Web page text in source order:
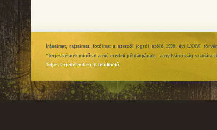
Írásaimat, rajzaimat, fotóimat a szerzői jogról szóló 1999. évi LXXVI.
"Terjesztésnek minősül a mű eredeti példányának... a nyilvánosság
Teljes terjedelemben itt letölthető.